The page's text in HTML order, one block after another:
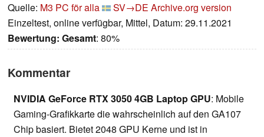
Quelle: M3 PC för alla SV→DE Archive.org version
Einzeltest, online verfügbar, Mittel, Datum: 29.11.2021
Bewertung: Gesamt: 80%
Kommentar
NVIDIA GeForce RTX 3050 4GB Laptop GPU: Mobile
Gaming-Grafikkarte die wahrscheinlich auf den GA107
Chip basiert. Bietet 2048 GPU Kerne und ist in